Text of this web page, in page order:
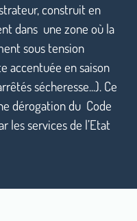
construit en
dans une zone où la
sous tension
accentuée en saison
sécheresse...). Ce
dérogation du Code
les services de l’Etat